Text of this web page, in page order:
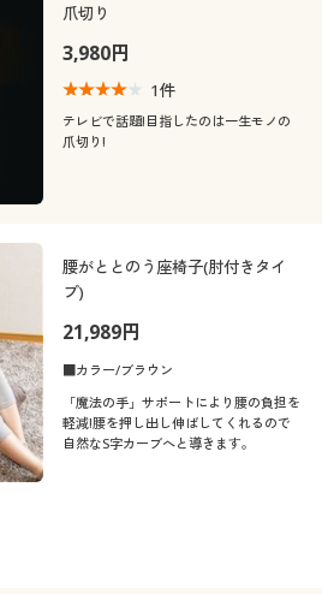
爪切り
3,980円
1件
テレビで話題!目指したのは一生モノの
爪切り!
腰がととのう座椅子(肘付きタイ
プ)
21,989円
■カラー/ブラウン
「魔法の手」サポートにより腰の負担を
軽減!腰を押し出し伸ばしてくれるので
自然なS字カーブへと導きます。